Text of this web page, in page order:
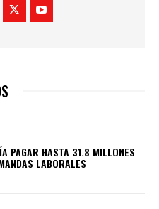
PAGAR HASTA 31.8 MILLONES
LABORALES